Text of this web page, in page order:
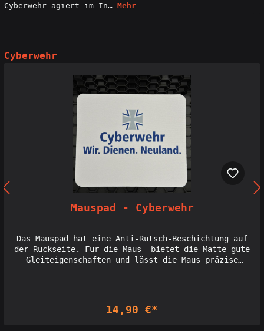
Cyberwehr agiert im In… Mehr
Cyberwehr
Mauspad - Cyberwehr
Das Mauspad hat eine Anti-Rutsch-Beschichtung auf
der Rückseite. Für die Maus bietet die Matte gute
Gleiteigenschaften und lässt die Maus präzise
14,90 €*